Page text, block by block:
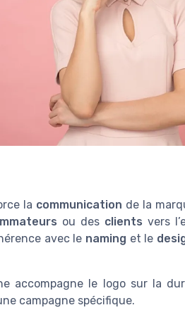
la communication de la
ou des clients vers
avec le naming et le
accompagne le logo sur la
campagne spécifique.